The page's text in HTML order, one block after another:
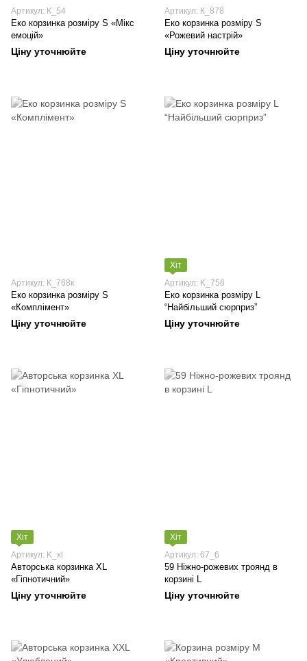
Артикул: К_54
Еко корзинка розміру S «Мікс
емоцій»
Ціну уточнюйте
Артикул: К_878
Еко корзинка розміру S
«Рожевий настрій»
Ціну уточнюйте
Артикул: К_768к
Еко корзинка розміру S
«Комплімент»
Ціну уточнюйте
Хіт
Артикул: K_756
Еко корзинка розміру L
“Найбільший сюрприз”
Ціну уточнюйте
Хіт
Артикул: K_xl
Авторська корзинка XL
«Гіпнотичний»
Ціну уточнюйте
Хіт
Артикул: 67_6
59 Ніжно-рожевих троянд в
корзині L
Ціну уточнюйте